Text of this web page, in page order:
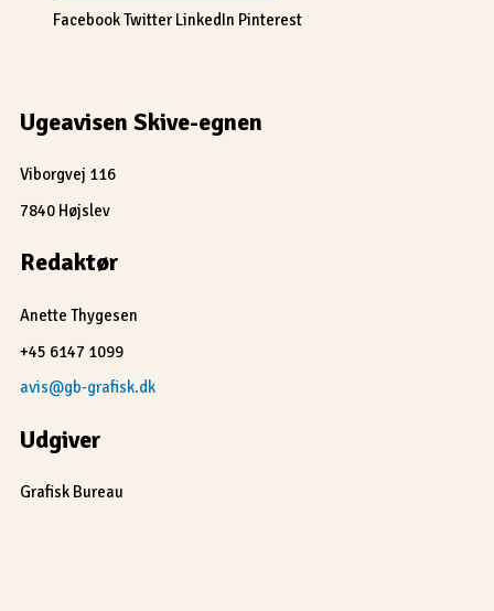
FacebookTwitter LinkedIn Pinterest
Ugeavisen Skive-egnen
Viborgvej 116
7840 Højslev
Redaktør
Anette Thygesen
+45 6147 1099
avis@gb-grafisk.dk
Udgiver
Grafisk Bureau